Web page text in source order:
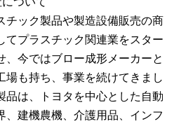
チック製品や製造設備販売の商
てプラスチック関連業をスター
、今ではブロー成形メーカーと
場も持ち、事業を続けてきまし
品は、トヨタを中心とした自動
、建機農機、介護用品、インフ